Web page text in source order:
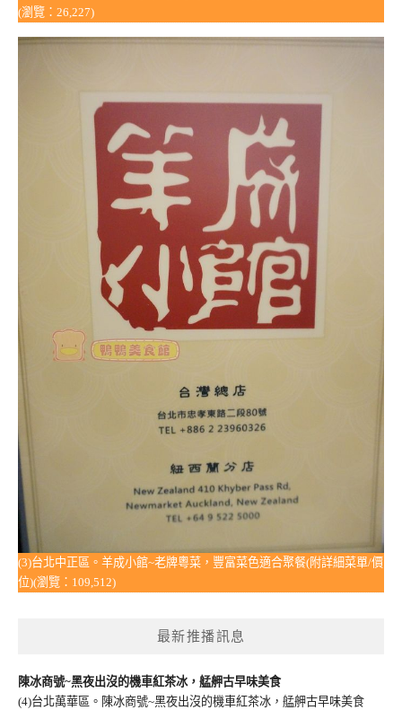
(瀏覽：26,227)
(3)台北中正區。羊成小館~老牌粵菜，豐富菜色適合聚餐(附詳細菜單/價
位)(瀏覽：109,512)
最新推播訊息
陳冰商號~黑夜出沒的機車紅茶冰，艋舺古早味美食
(4)台北萬華區。陳冰商號~黑夜出沒的機車紅茶冰，艋舺古早味美食